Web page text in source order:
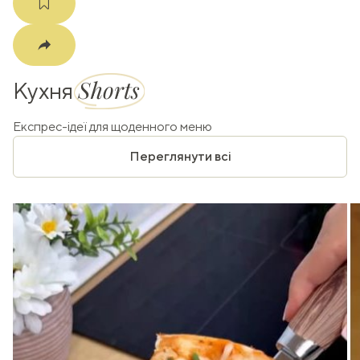
КухняShorts
Експрес-ідеї для щоденного меню
Переглянути всі